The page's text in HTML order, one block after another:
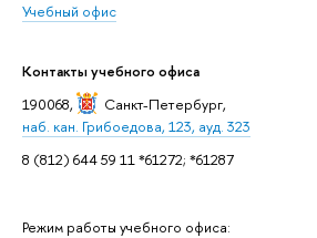
Учебный офис
Контакты учебного офиса
190068,
Санкт-Петербург,
наб. кан. Грибоедова, 123, ауд. 323
8 (812) 644 59 11 *61272; *61287
Режим работы учебного офиса: